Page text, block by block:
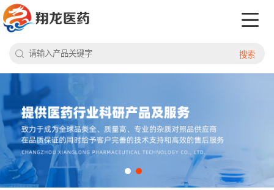
搜索